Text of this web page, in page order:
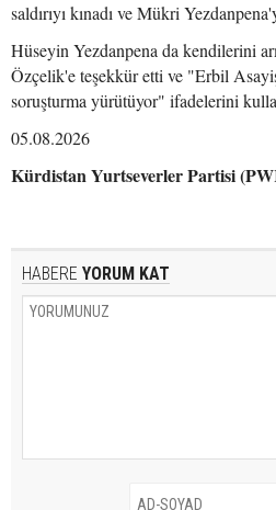
saldırıyı kınadı ve Mükri
Hüseyin Yezdanpena da kendilerini
Özçelik'e teşekkür etti ve "Erbil
soruşturma yürütüyor" ifadelerini
05.08.2026
Kürdistan Yurtseverler Partisi
HABERE YORUM KAT